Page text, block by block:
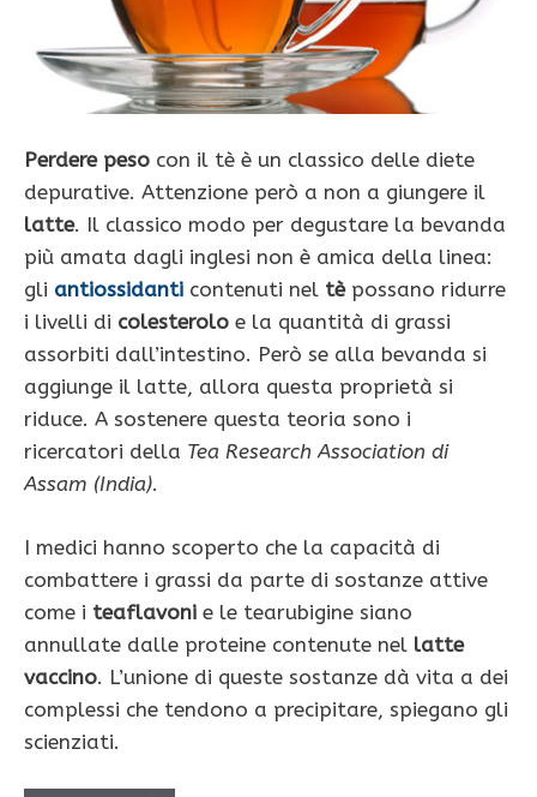
Perdere peso con il tè è un classico delle diete
depurative. Attenzione però a non a giungere il
latte. Il classico modo per degustare la bevanda
più amata dagli inglesi non è amica della linea:
gli antiossidanti contenuti nel tèpossano ridurre
i livelli di colesterolo e la quantità di grassi
assorbiti dall’intestino. Però se alla bevanda si
aggiunge il latte, allora questa proprietà si
riduce. A sostenere questa teoria sono i
ricercatori della Tea Research Association di
Assam (India).
I medici hanno scoperto che la capacità di
combattere i grassi da parte di sostanze attive
come i teaflavoni e le tearubigine siano
annullate dalle proteine contenute nel latte
vaccino. L’unione di queste sostanze dà vita a dei
complessi che tendono a precipitare, spiegano gli
scienziati.